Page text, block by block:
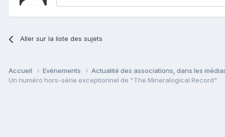
Aller sur la liste des sujets
Accueil Evénements
Actualité des associations, dans les
Un numéro hors-série exceptionnel de "The Mineralogical Record"